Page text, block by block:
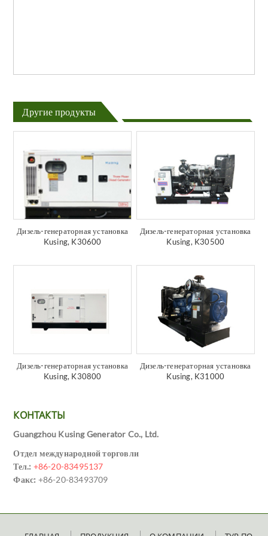
Другие продукты
Дизель-генераторная установка
Kusing, K30600
Дизель-генераторная установка
Kusing, K30500
Дизель-генераторная установка
Kusing, K30800
Дизель-генераторная установка
Kusing, K31000
КОНТАКТЫ
Guangzhou Kusing Generator Co., Ltd.
Отдел международной торговли
Тел.: +86-20-83495137
Факс: +86-20-83493709